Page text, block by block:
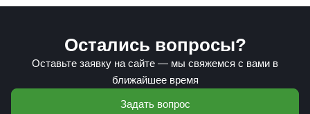
Остались вопросы?
Оставьте заявку на сайте — мы свяжемся с вами в
ближайшее время
Задать вопрос